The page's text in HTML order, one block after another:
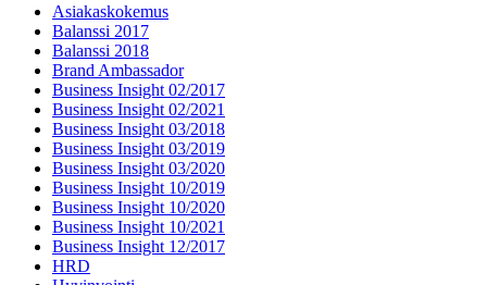
Asiakaskokemus
Balanssi 2017
Balanssi 2018
Brand Ambassador
Business Insight 02/2017
Business Insight 02/2021
Business Insight 03/2018
Business Insight 03/2019
Business Insight 03/2020
Business Insight 10/2019
Business Insight 10/2020
Business Insight 10/2021
Business Insight 12/2017
HRD